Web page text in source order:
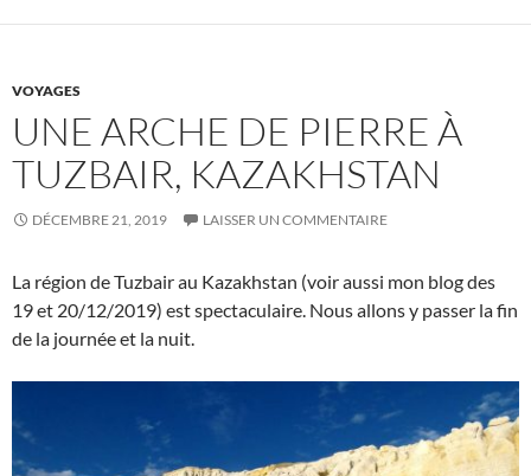
VOYAGES
UNE ARCHE DE PIERRE À
TUZBAIR, KAZAKHSTAN
DÉCEMBRE 21, 2019 LAISSER UN COMMENTAIRE
La région de Tuzbair au Kazakhstan (voir aussi mon blog des
19 et 20/12/2019) est spectaculaire. Nous allons y passer la fin
de la journée et la nuit.